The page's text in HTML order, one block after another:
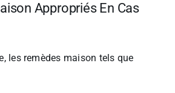
Appropriés En Cas
les remèdes maison tels que